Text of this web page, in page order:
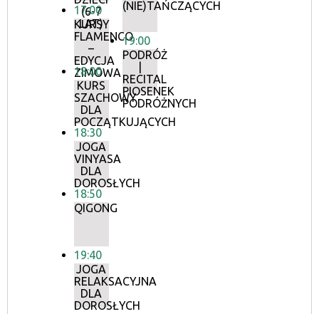
(6-7
LAT)
17:00
KURSY
FLAMENCO
–
EDYCJA
ZIMOWA
18:00
KURS
SZACHOWY
DLA
POCZĄTKUJĄCYCH
18:30
JOGA
VINYASA
DLA
DOROSŁYCH
18:50
QIGONG
19:40
JOGA
RELAKSACYJNA
DLA
DOROSŁYCH
(NIE)TAŃCZĄCYCH
19:00
PODRÓŻ
RECITAL
PIOSENEK
PODRÓŻNYCH